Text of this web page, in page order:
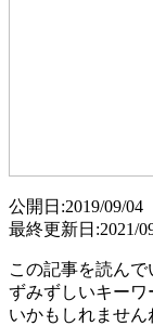
公開日:2019/09/04
最終更新日:2021/
この記事を読ん
ずみずしいキー
いかもしれませ